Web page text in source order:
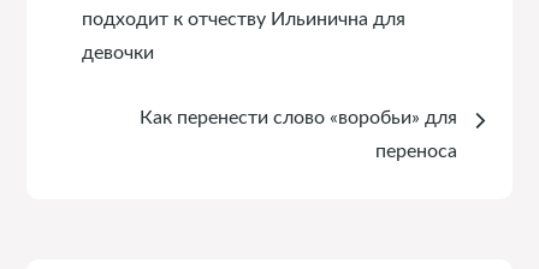
подходит к отчеству Ильинична для
девочки
Как перенести слово «воробьи» для
переноса